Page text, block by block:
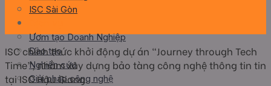
ISC Sài Gòn
Ươm tạo Doanh Nghiệp
Đào tạo
Nghiên cứu
Giải pháp công nghệ
ISC chính thức khởi động dự án “Journey through Tech
Time”, nhằm xây dựng bảo tàng công nghệ thông tin tin
tại ISC Hậu Giang.